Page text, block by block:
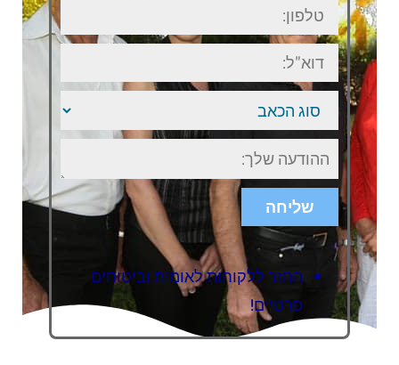
דוא"ל:
סוג
הכאב
ישוב
או
אזור
בארץ
שליחה
החזר ללקוחות לאומית וביטוחים
פרטיים!